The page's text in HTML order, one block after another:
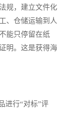
规，建立文件化
、仓储运输到人
能只停留在纸
明。这是获得海
行“对标”评